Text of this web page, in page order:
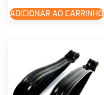
ADICIONAR AO CARRINHO